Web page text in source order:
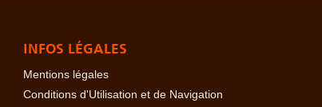
INFOS LÉGALES
Mentions légales
Conditions d'Utilisation et de Navigation